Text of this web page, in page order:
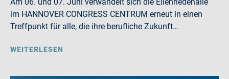
im HANNOVER CONGRESS CENTRUM erneut in einen
Treffpunkt für alle, die ihre berufliche Zukunft…
WEITERLESEN